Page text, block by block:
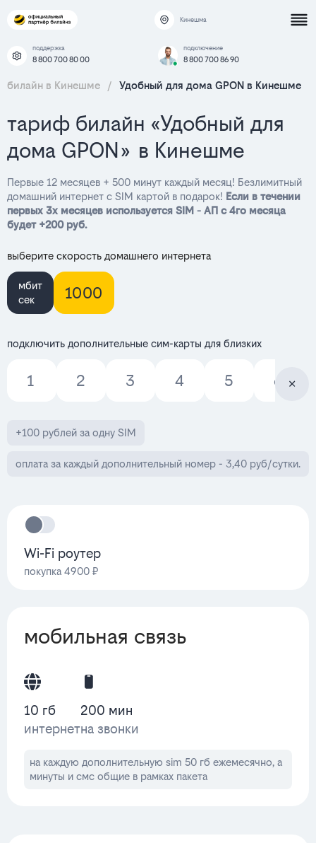
Кинешма
поддержка
8 800 700 80 00
подключение
8 800 700 86 90
билайн в Кинешме / Удобный для дома GPON в Кинешме
тариф билайн «Удобный для
дома GPON» в Кинешме
Первые 12 месяцев + 500 минут каждый месяц! Безлимитный
домашний интернет с SIM картой в подарок! Если в течении
первых 3х месяцев используется SIM - АП с 4го месяца
будет +200 руб.
выберите скорость домашнего интернета
мбит
сек
1000
подключить дополнительные сим-карты для близких
1 2 3 4 5 6
+100 рублей за одну SIM
оплата за каждый дополнительный номер - 3,40 руб/сутки.
Wi-Fi роутер
покупка 4900 ₽
мобильная связь
10 гб
интернет
200 мин
на звонки
на каждую дополнительную sim 50 гб ежемесячно, а
минуты и смс общие в рамках пакета